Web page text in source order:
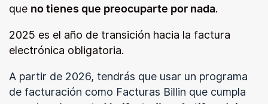
que no tienes que preocuparte por nada.
2025 es el año de transición hacia la factura
electrónica obligatoria.
A partir de 2026, tendrás que usar un programa
de facturación como Facturas Billin que cumpla